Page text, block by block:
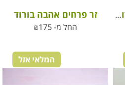
זר לאישה מספר 1 – מהדורה מוגבלת
זר פרחים אהבה בורוד
החל מ- ₪175
המלאי אזל